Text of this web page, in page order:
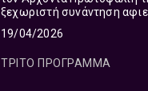
ξεχωριστή συνάντηση
19/04/2026
ΤΡΙΤΟ ΠΡΟΓΡΑΜΜΑ